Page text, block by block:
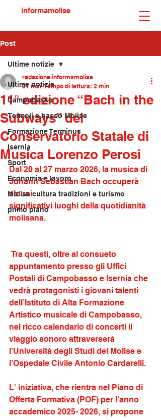
informamolise
Post
Ultime notizie
Campobasso
Termoli e basso Molise
Formazione Terminus
Isernia
Sport
Economia e lavoro
Molise cultura tradizioni e turismo
primo piano
Ultime notizie
11° edizione “Bach in the
Subways” del
Conservatorio Statale di
Musica Lorenzo Perosi
redazione informamolise
21 mar Tempo di lettura: 2 min
Dal 20 al 27 marzo 2026, la musica di
Johann Sebastian Bach occuperà
alcuni
significativi luoghi della quotidianità
molisana.
appuntamento presso gli Uffici
Postali di Campobasso e Isernia che
vedrà protagonisti i giovani talenti
dell’Istituto di Alta Formazione
Artistico musicale di Campobasso,
nel ricco calendario di concerti il
viaggio sonoro attraverserà
l’Università degli Studi del Molise e
l’Ospedale Civile Antonio Cardarelli.
L' iniziativa, che rientra nel Piano di
Offerta Formativa (POF) per l’anno
accademico 2025- 2026, si propone